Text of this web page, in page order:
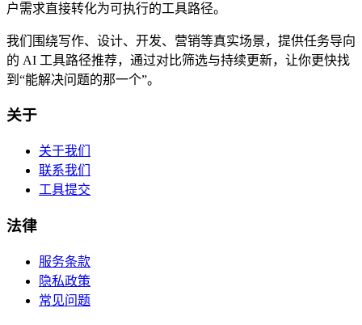
户需求直接转化为可执行的工具路径。
我们围绕写作、设计、开发、营销等真实场景，提供任务导向
的 AI 工具路径推荐，通过对比筛选与持续更新，让你更快找
到“能解决问题的那一个”。
关于
关于我们
联系我们
工具提交
法律
服务条款
隐私政策
常见问题